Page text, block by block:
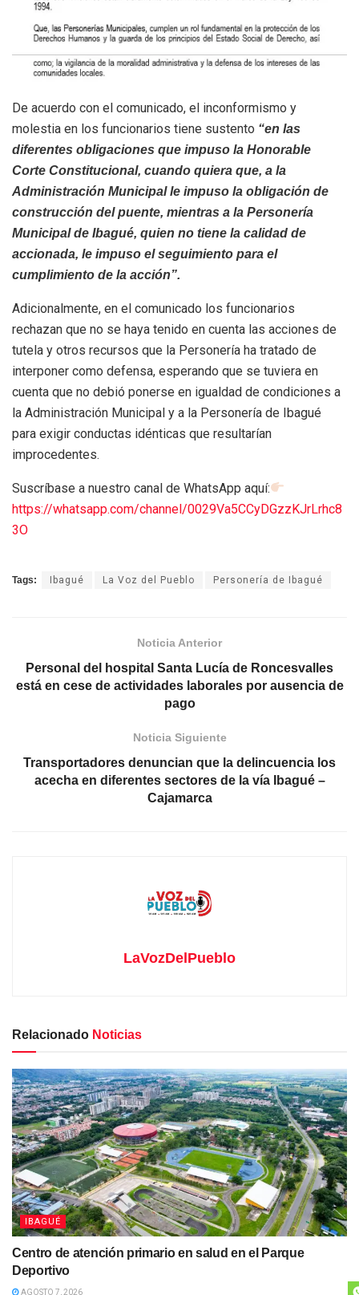
De acuerdo con el comunicado, el inconformismo y
molestia en los funcionarios tiene sustento “en las
diferentes obligaciones que impuso la Honorable
Corte Constitucional, cuando quiera que, a la
Administración Municipal le impuso la obligación de
construcción del puente, mientras a la Personería
Municipal de Ibagué, quien no tiene la calidad de
accionada, le impuso el seguimiento para el
cumplimiento de la acción”.
Adicionalmente, en el comunicado los funcionarios
rechazan que no se haya tenido en cuenta las acciones de
tutela y otros recursos que la Personería ha tratado de
interponer como defensa, esperando que se tuviera en
cuenta que no debió ponerse en igualdad de condiciones a
la Administración Municipal y a la Personería de Ibagué
para exigir conductas idénticas que resultarían
improcedentes.
Suscríbase a nuestro canal de WhatsApp aquí:
https://whatsapp.com/channel/0029Va5CCyDGzzKJrLrhc8
3O
Tags: Ibagué La Voz del Pueblo Personería de Ibagué
Noticia Anterior
Personal del hospital Santa Lucía de Roncesvalles
está en cese de actividades laborales por ausencia de
pago
Noticia Siguiente
Transportadores denuncian que la delincuencia los
acecha en diferentes sectores de la vía Ibagué –
Cajamarca
LaVozDelPueblo
Relacionado Noticias
IBAGUÉ
Centro de atención primario en salud en el Parque
Deportivo
AGOSTO 7, 2026